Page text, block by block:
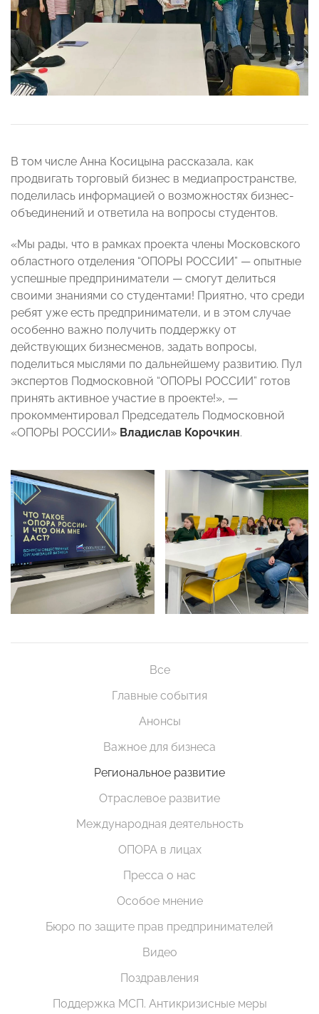
В том числе Анна Косицына рассказала, как
продвигать торговый бизнес в медиапространстве,
поделилась информацией о возможностях бизнес-
объединений и ответила на вопросы студентов.
«Мы рады, что в рамках проекта члены Московского
областного отделения “ОПОРЫ РОССИИ” — опытные
успешные предприниматели — смогут делиться
своими знаниями со студентами! Приятно, что среди
ребят уже есть предприниматели, и в этом случае
особенно важно получить поддержку от
действующих бизнесменов, задать вопросы,
поделиться мыслями по дальнейшему развитию. Пул
экспертов Подмосковной “ОПОРЫ РОССИИ” готов
принять активное участие в проекте!», —
прокомментировал Председатель Подмосковной
«ОПОРЫ РОССИИ» Владислав Корочкин.
Все
Главные события
Анонсы
Важное для бизнеса
Региональное развитие
Отраслевое развитие
Международная деятельность
ОПОРА в лицах
Пресса о нас
Особое мнение
Бюро по защите прав предпринимателей
Видео
Поздравления
Поддержка МСП. Антикризисные меры